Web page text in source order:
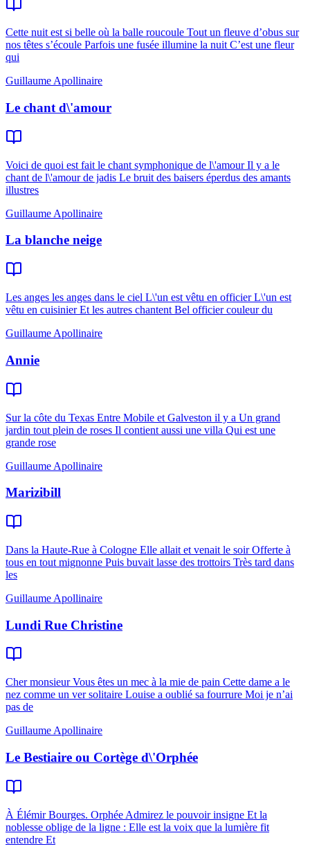
Cette nuit est si belle où la balle roucoule Tout un fleuve d’obus sur
nos têtes s’écoule Parfois une fusée illumine la nuit C’est une fleur
qui
Guillaume Apollinaire
Le chant d\'amour
Voici de quoi est fait le chant symphonique de l\'amour Il y a le
chant de l\'amour de jadis Le bruit des baisers éperdus des amants
illustres
Guillaume Apollinaire
La blanche neige
Les anges les anges dans le ciel L\'un est vêtu en officier L\'un est
vêtu en cuisinier Et les autres chantent Bel officier couleur du
Guillaume Apollinaire
Annie
Sur la côte du Texas Entre Mobile et Galveston il y a Un grand
jardin tout plein de roses Il contient aussi une villa Qui est une
grande rose
Guillaume Apollinaire
Marizibill
Dans la Haute-Rue à Cologne Elle allait et venait le soir Offerte à
tous en tout mignonne Puis buvait lasse des trottoirs Très tard dans
les
Guillaume Apollinaire
Lundi Rue Christine
Cher monsieur Vous êtes un mec à la mie de pain Cette dame a le
nez comme un ver solitaire Louise a oublié sa fourrure Moi je n’ai
pas de
Guillaume Apollinaire
Le Bestiaire ou Cortège d\'Orphée
À Élémir Bourges. Orphée Admirez le pouvoir insigne Et la
noblesse oblige de la ligne : Elle est la voix que la lumière fit
entendre Et